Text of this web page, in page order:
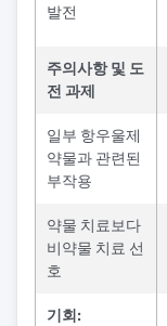
발전
주의사항 및 도
전 과제
일부 항우울제
약물과 관련된
부작용
약물 치료보다
비약물 치료 선
호
기회: